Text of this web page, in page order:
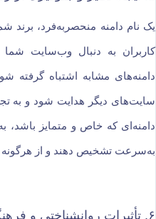
یک نام دامنه منحصر‌به‌فرد، برند
کاربران به دنبال وب‌سایت شما
دامنه‌های مشابه اشتباه
سایت‌های دیگر هدایت شود و به
دامنه‌ای که خاص و متمایز باشد،
به‌سرعت تشخیص دهند و از هرگونه
۶. تأثیرات روانشناختی و فرهنگی در انتخاب دامنه